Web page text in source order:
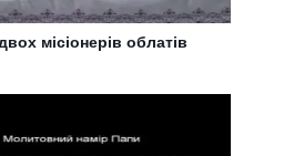
місіонерів облатів